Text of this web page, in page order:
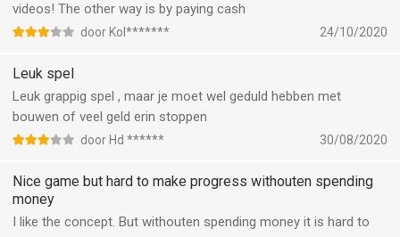
videos! The other way is by paying cash
door Kol******* 24/10/2020
Leuk spel
Leuk grappig spel , maar je moet wel geduld hebben met
bouwen of veel geld erin stoppen
door Hd ****** 30/08/2020
Nice game but hard to make progress withouten spending
money
I like the concept. But withouten spending money it is hard to